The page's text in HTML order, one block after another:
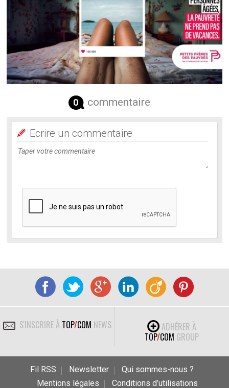
0 commentaire
Ecrire un commentaire
S'INSCRIRE À TOP/COM NEWS
ADHÉRER À
TOP/COM GROUP
Fil RSS Newsletter
Qui sommes-nous ?
Mentions légales
Conditions d’utilisations